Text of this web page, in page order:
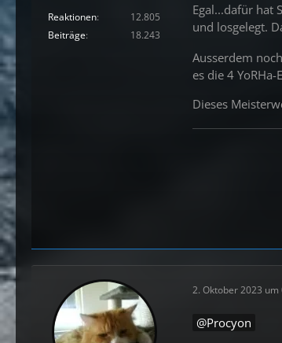
Reaktionen
12.805
Beiträge
18.243
Egal...dafür hat
und losgelegt.
Ausserdem
es die 4
Dieses
2. Oktober 2023 um
Procyon